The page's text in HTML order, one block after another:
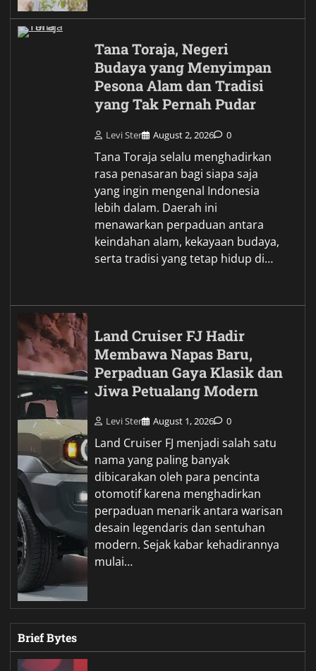
Tana Toraja, Negeri
Budaya yang Menyimpan
Pesona Alam dan Tradisi
yang Tak Pernah Pudar
Levi Ster August 2, 2026 0
Tana Toraja selalu menghadirkan
rasa penasaran bagi siapa saja
yang ingin mengenal Indonesia
lebih dalam. Daerah ini
menawarkan perpaduan antara
keindahan alam, kekayaan budaya,
serta tradisi yang tetap hidup di…
Land Cruiser FJ Hadir
Membawa Napas Baru,
Perpaduan Gaya Klasik dan
Jiwa Petualang Modern
Levi Ster August 1, 2026 0
Land Cruiser FJ menjadi salah satu
nama yang paling banyak
dibicarakan oleh para pencinta
otomotif karena menghadirkan
perpaduan menarik antara warisan
desain legendaris dan sentuhan
modern. Sejak kabar kehadirannya
mulai…
Brief Bytes